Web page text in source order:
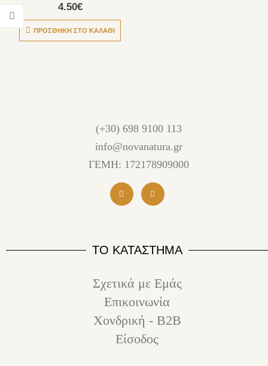
4.50€
ΠΡΟΣΘΉΚΗ ΣΤΟ ΚΑΛΆΘΙ
(+30) 698 9100 113
info@novanatura.gr
ΓΕΜΗ: 172178909000
ΤΟ ΚΑΤΑΣΤΗΜΑ
Σχετικά με Εμάς
Επικοινωνία
Χονδρική - B2B
Είσοδος